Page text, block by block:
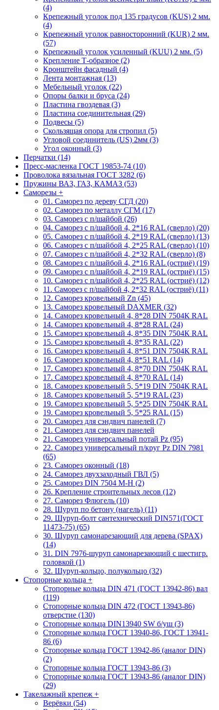
(4)
Крепежный уголок под 135 градусов (KUS) 2 мм.
(4)
Крепежный уголок равносторонний (KUR) 2 мм.
(57)
Крепежный уголок усиленный (KUU) 2 мм. (5)
Крепление Т-образное (2)
Кронштейн фасадный (4)
Лента монтажная (13)
Мебельный уголок (22)
Опоры балки и бруса (24)
Пластина гвоздевая (3)
Пластина соединительная (29)
Подвесы (5)
Скользящая опора для стропил (5)
Угловой соединитель (US) 2мм (3)
Угол оконный (3)
Перчатки (14)
Пресс-масленка ГОСТ 19853-74 (10)
Проволока вязальная ГОСТ 3282 (6)
Пружины ВАЗ, ГАЗ, КАМАЗ (53)
Саморезы +
01. Саморез по дереву СГД (20)
02. Саморез по металлу СГМ (17)
03. Саморез с п/шайбой (26)
04. Саморез с п/шайбой 4, 2*16 RAL (сверло) (20)
05. Саморез с п/шайбой 4, 2*19 RAL (сверло) (13)
06. Саморез с п/шайбой 4, 2*25 RAL (сверло) (10)
07. Саморез с п/шайбой 4, 2*32 RAL (сверло) (8)
08. Саморез с п/шайбой 4, 2*16 RAL (остриё) (19)
09. Саморез с п/шайбой 4, 2*19 RAL (остриё) (15)
10. Саморез с п/шайбой 4, 2*25 RAL (остриё) (12)
11. Саморез с п/шайбой 4, 2*32 RAL (остриё) (11)
12. Саморез кровельный Zn (45)
13. Саморез кровельный DAXMER (32)
14. Саморез кровельный 4, 8*28 DIN 7504К RAL
14. Саморез кровельный 4, 8*28 RAL (24)
15. Саморез кровельный 4, 8*35 DIN 7504К RAL
15. Саморез кровельный 4, 8*35 RAL (22)
16. Саморез кровельный 4, 8*51 DIN 7504К RAL
16. Саморез кровельный 4, 8*51 RAL (14)
17. Саморез кровельный 4, 8*70 DIN 7504К RAL
17. Саморез кровельный 4, 8*70 RAL (14)
18. Саморез кровельный 5, 5*19 DIN 7504К RAL
18. Саморез кровельный 5, 5*19 RAL (23)
19. Саморез кровельный 5, 5*25 DIN 7504К RAL
19. Саморез кровельный 5, 5*25 RAL (15)
20. Саморез для сэндвич панелей (7)
21. Саморез для сэндвич панелей
21. Саморез универсальный потай Pz (95)
22. Саморез универсальный п/круг Pz DIN 7981
(65)
23. Саморез оконный (18)
24. Саморез двухзаходный ГВЛ (5)
25. Саморез DIN 7504 M-H (2)
26. Крепление строительных лесов (12)
27. Саморез Флюгель (10)
28. Шуруп по бетону (нагель) (11)
29. Шуруп-болт сантехнический DIN571(ГОСТ
11473-75) (65)
30. Шуруп самонарезающий для дерева (SPAX)
(14)
31. DIN 7976-шуруп самонарезающий с шестигр.
головкой (1)
32. Шуруп-кольцо, полукольцо (32)
Стопорные кольца +
Стопорные кольца DIN 471 (ГОСТ 13942-86) вал
(119)
Стопорные кольца DIN 472 (ГОСТ 13943-86)
отверстие (130)
Стопорные кольца DIN13940 SW б/уш (3)
Стопорные кольца ГОСТ 13940-86, ГОСТ 13941-
86 (6)
Стопорные кольца ГОСТ 13942-86 (аналог DIN)
(2)
Стопорные кольца ГОСТ 13943-86 (3)
Стопорные кольца ГОСТ 13943-86 (аналог DIN)
(29)
Такелажный крепеж +
Верёвки (54)